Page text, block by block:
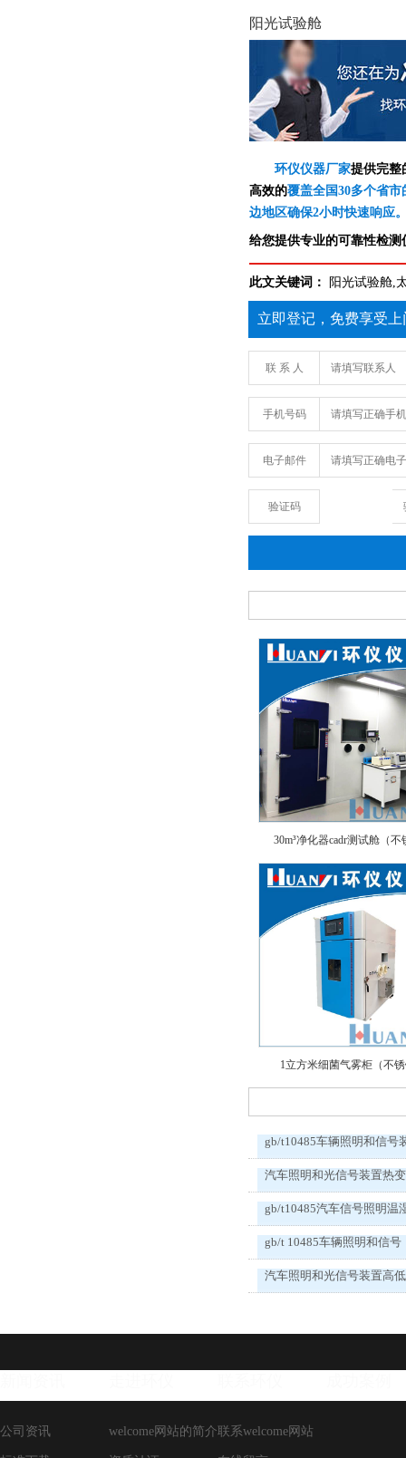
阳光试验舱
环仪仪器厂家提供完整
高效的覆盖全国30多个省
边地区确保2小时快速响应
给您提供专业的可靠性检测
此文关键词： 阳光试验舱,
立即登记，免费享受
联 系 人
手机号码
电子邮件
验证码
30m³净化器cadr测试舱（不
1立方米细菌气雾柜（不
gb/t10485车辆照明和信号
汽车照明和光信号装置热
gb/t10485汽车信号照明温
gb/t 10485车辆照明和信号
汽车照明和光信号装置高
公司资讯 welcome网站的简介联系welcome网站